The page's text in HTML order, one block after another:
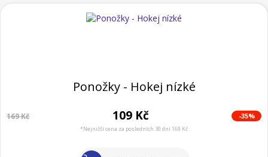
Ponožky - Hokej nízké
169 Kč 109 Kč -35%
*Nejnižší cena za posledních 30 dní 169 Kč